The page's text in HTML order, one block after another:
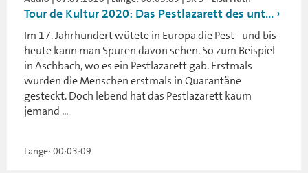
Tour de Kultur 2020: Das Pestlazarett des unt...
Im 17. Jahrhundert wütete in Europa die Pest - und bis
heute kann man Spuren davon sehen. So zum Beispiel
in Aschbach, wo es ein Pestlazarett gab. Erstmals
wurden die Menschen erstmals in Quarantäne
gesteckt. Doch lebend hat das Pestlazarett kaum
jemand ...
Länge: 00:03:09